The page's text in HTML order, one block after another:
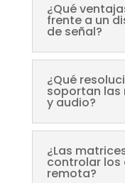
¿Qué
frente a un
de señal?
¿Qué
soportan las
y audio?
¿Las
controlar los
remota?